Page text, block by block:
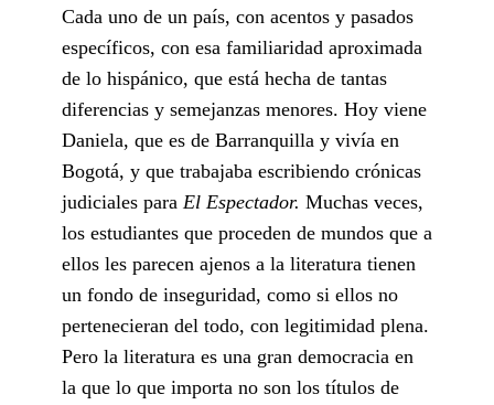
Cada uno de un país, con acentos y pasados
específicos, con esa familiaridad aproximada
de lo hispánico, que está hecha de tantas
diferencias y semejanzas menores. Hoy viene
Daniela, que es de Barranquilla y vivía en
Bogotá, y que trabajaba escribiendo crónicas
judiciales para El Espectador. Muchas veces,
los estudiantes que proceden de mundos que a
ellos les parecen ajenos a la literatura tienen
un fondo de inseguridad, como si ellos no
pertenecieran del todo, con legitimidad plena.
Pero la literatura es una gran democracia en
la que lo que importa no son los títulos de